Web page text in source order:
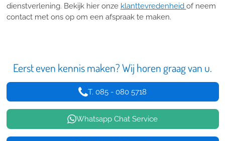
dienstverlening. Bekijk hier onze klanttevredenheid of neem
contact met ons op om een afspraak te maken.
Eerst even kennis maken? Wij horen graag van u.
T. 085 - 080 5718
Whatsapp Chat Service